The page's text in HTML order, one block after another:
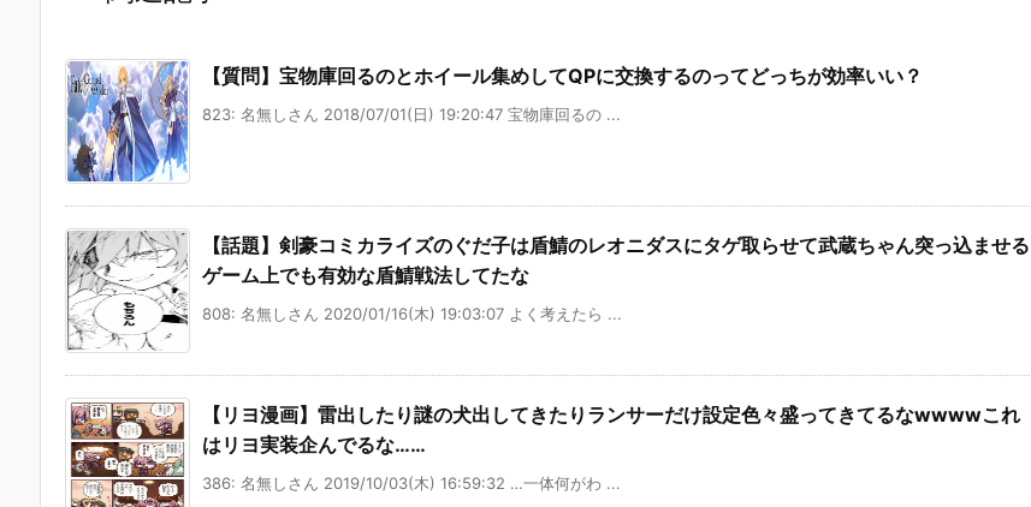
【質問】宝物庫回るのとホイール集めしてQPに交換するのってどっちが効率いい？
823: 名無しさん 2018/07/01(日) 19:20:47 宝物庫回るの ...
【話題】剣豪コミカライズのぐだ子は盾鯖のレオニダスにタゲ取らせて武蔵ちゃん突っ込ませる
ゲーム上でも有効な盾鯖戦法してたな
808: 名無しさん 2020/01/16(木) 19:03:07 よく考えたら ...
【リヨ漫画】雷出したり謎の犬出してきたりランサーだけ設定色々盛ってきてるなwwwwこれ
はリヨ実装企んでるな……
386: 名無しさん 2019/10/03(木) 16:59:32 …一体何がわ ...